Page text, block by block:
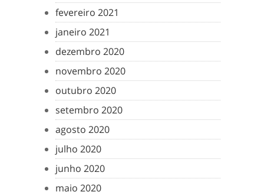
fevereiro 2021
janeiro 2021
dezembro 2020
novembro 2020
outubro 2020
setembro 2020
agosto 2020
julho 2020
junho 2020
maio 2020